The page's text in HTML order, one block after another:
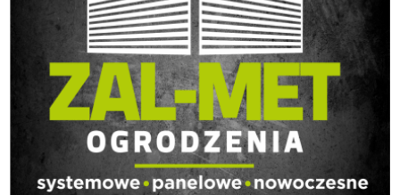
REGULAMIN